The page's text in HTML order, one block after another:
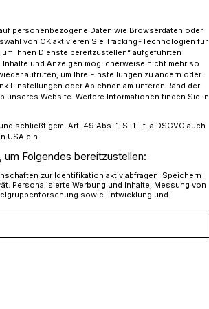
und Beratungsangebote
weisen Landrat
um das Thema
anbietet.
personenbezogene Daten wie Browserdaten oder
von OK aktivieren Sie Tracking-Technologien für
Ihnen Dienste bereitzustellen“ aufgeführten
und Anzeigen möglicherweise nicht mehr so
aufrufen, um Ihre Einstellungen zu ändern oder
Einstellungen oder Ablehnen am unteren Rand der
unseres Website. Weitere Informationen finden Sie in
schließt gem. Art. 49 Abs. 1 S. 1 lit. a DSGVO auch
USA ein.
Folgendes bereitzustellen:
zur Identifikation aktiv abfragen. Speichern
Personalisierte Werbung und Inhalte, Messung von
sowie Entwicklung und